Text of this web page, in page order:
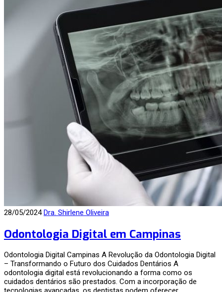
28/05/2024 Dra. Shirlene Oliveira
Odontologia Digital em Campinas
Odontologia Digital Campinas A Revolução da Odontologia Digital
– Transformando o Futuro dos Cuidados Dentários A
odontologia digital está revolucionando a forma como os
cuidados dentários são prestados. Com a incorporação de